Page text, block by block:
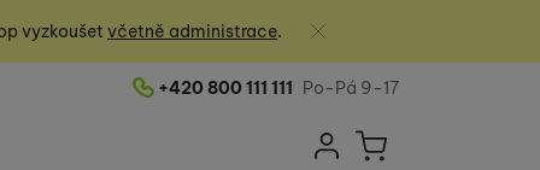
vyzkoušet včetně administrace.
Zavřít
Telefonní číslo
+420 800 111 111 Po-Pá 9-17
Uživatelská
Přihlásit se
Košík